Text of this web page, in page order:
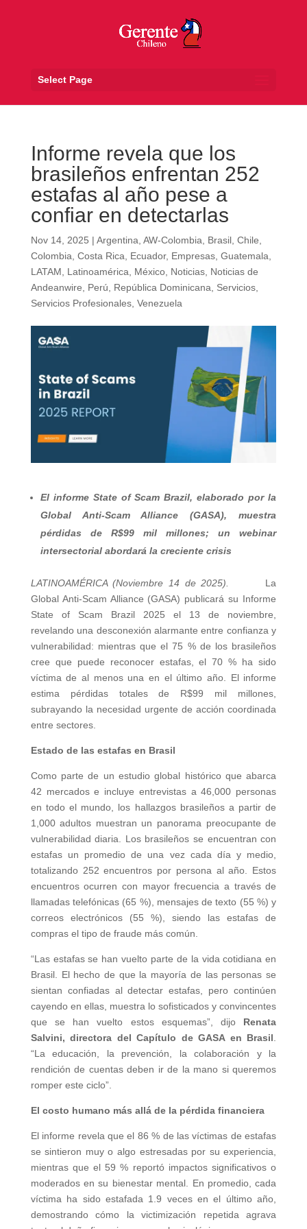
Select Page
Informe revela que los
brasileños enfrentan 252
estafas al año pese a
confiar en detectarlas
Nov 14, 2025 | Argentina AW-Colombia Brasil, Chile
Colombia Costa Rica Ecuador, Empresas, Guatemala
LATAM
Latinoamérica México, Noticias, Noticias de
Andeanwire
Perú República Dominicana Servicios,
Servicios Profesionales, Venezuela
El informe State of Scam Brazil, elaborado por la
Global Anti-Scam Alliance (GASA), muestra
pérdidas de R$99 mil millones; un webinar
intersectorial abordará la creciente crisis
LATINOAMÉRICA (Noviembre 14 de 2025). La
Global Anti-Scam Alliance (GASA) publicará su Informe
State of Scam Brazil 2025 el 13 de noviembre,
revelando una desconexión alarmante entre confianza y
vulnerabilidad: mientras que el 75 % de los brasileños
cree que puede reconocer estafas, el 70 % ha sido
víctima de al menos una en el último año. El informe
estima pérdidas totales de R$99 mil millones,
subrayando la necesidad urgente de acción coordinada
entre sectores.
Estado de las estafas en Brasil
Como parte de un estudio global histórico que abarca
42 mercados e incluye entrevistas a 46,000 personas
en todo el mundo, los hallazgos brasileños a partir de
1,000 adultos muestran un panorama preocupante de
vulnerabilidad diaria. Los brasileños se encuentran con
estafas un promedio de una vez cada día y medio,
totalizando 252 encuentros por persona al año. Estos
encuentros ocurren con mayor frecuencia a través de
llamadas telefónicas (65 %), mensajes de texto (55 %) y
correos electrónicos (55 %), siendo las estafas de
compras el tipo de fraude más común.
“Las estafas se han vuelto parte de la vida cotidiana en
Brasil. El hecho de que la mayoría de las personas se
sientan confiadas al detectar estafas, pero continúen
cayendo en ellas, muestra lo sofisticados y convincentes
que se han vuelto estos esquemas”, dijo Renata
Salvini, directora del Capítulo de GASA en Brasil
“La educación, la prevención, la colaboración y la
rendición de cuentas deben ir de la mano si queremos
romper este ciclo”.
El costo humano más allá de la pérdida financiera
El informe revela que el 86 % de las víctimas de estafas
se sintieron muy o algo estresadas por su experiencia,
mientras que el 59 % reportó impactos significativos o
moderados en su bienestar mental. En promedio, cada
víctima ha sido estafada 1.9 veces en el último año,
demostrando cómo la victimización repetida agrava